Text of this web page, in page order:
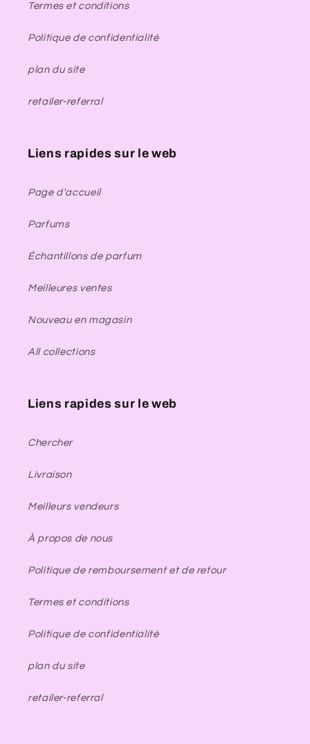
Termes et conditions
Politique de confidentialité
plan du site
retailer-referral
Liens rapides sur le web
Page d'accueil
Parfums
Échantillons de parfum
Meilleures ventes
Nouveau en magasin
All collections
Liens rapides sur le web
Chercher
Livraison
Meilleurs vendeurs
À propos de nous
Politique de remboursement et de retour
Termes et conditions
Politique de confidentialité
plan du site
retailer-referral